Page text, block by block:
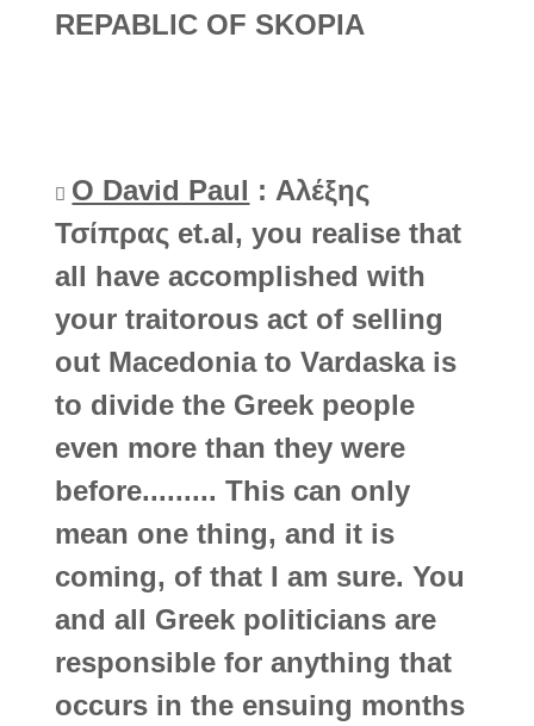
REPABLIC OF SKOPIA
Ο David Paul : Αλέξης
Τσίπρας et.al, you realise that
all have accomplished with
your traitorous act of selling
out Macedonia to Vardaska is
to divide the Greek people
even more than they were
before......... This can only
mean one thing, and it is
coming, of that I am sure. You
and all Greek politicians are
responsible for anything that
occurs in the ensuing months